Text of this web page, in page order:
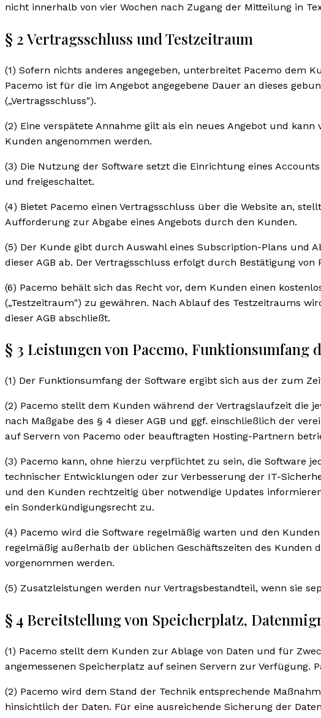
nicht innerhalb von vier Wochen nach Zugang der Mitteilung in
§ 2 Vertragsschluss und Testzeitraum
(1) Sofern nichts anderes angegeben, unterbreitet Pacemo dem
Pacemo ist für die im Angebot angegebene Dauer an dieses
(„Vertragsschluss").
(2) Eine verspätete Annahme gilt als ein neues Angebot und
Kunden angenommen werden.
(3) Die Nutzung der Software setzt die Einrichtung eines
und freigeschaltet.
(4) Bietet Pacemo einen Vertragsschluss über die Website an,
Aufforderung zur Abgabe eines Angebots durch den Kunden.
(5) Der Kunde gibt durch Auswahl eines Subscription-Plans und
dieser AGB ab. Der Vertragsschluss erfolgt durch Bestätigung
(6) Pacemo behält sich das Recht vor, dem Kunden einen
(„Testzeitraum") zu gewähren. Nach Ablauf des Testzeitraums
dieser AGB abschließt.
§ 3 Leistungen von Pacemo, Funktionsumfang
(1) Der Funktionsumfang der Software ergibt sich aus der zum
(2) Pacemo stellt dem Kunden während der Vertragslaufzeit die
nach Maßgabe des § 4 dieser AGB und ggf. einschließlich der
auf Servern von Pacemo oder beauftragten Hosting-Partnern
(3) Pacemo kann, ohne hierzu verpflichtet zu sein, die Software
technischer Entwicklungen oder zur Verbesserung der IT-
und den Kunden rechtzeitig über notwendige Updates
ein Sonderkündigungsrecht zu.
(4) Pacemo wird die Software regelmäßig warten und den
regelmäßig außerhalb der üblichen Geschäftszeiten des
vorgenommen werden.
(5) Zusatzleistungen werden nur Vertragsbestandteil, wenn sie
§ 4 Bereitstellung von Speicherplatz,
(1) Pacemo stellt dem Kunden zur Ablage von Daten und für
angemessenen Speicherplatz auf seinen Servern zur
(2) Pacemo wird dem Stand der Technik entsprechende
hinsichtlich der Daten. Für eine ausreichende Sicherung der